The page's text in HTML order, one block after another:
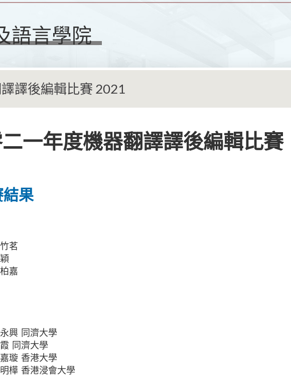
語言學院
譯後編輯比賽 2021
一年度機器翻譯譯後編輯比賽
結果
茗
嘉
興 同濟大學
同濟大學
璇 香港大學
樺 香港浸會大學